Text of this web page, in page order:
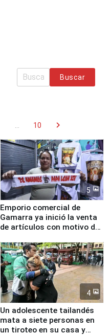
Buscar
10 chevron_right
5
Emporio comercial de
Gamarra ya inició la venta
de artículos con motivo de
4
Un adolescente tailandés
mata a siete personas en
un tiroteo en su casa y